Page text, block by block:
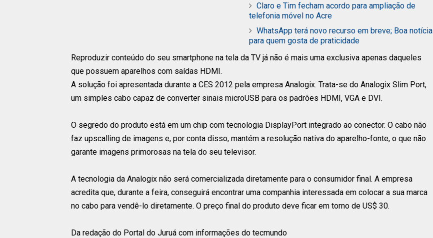
Claro e Tim fecham acordo para ampliação de
telefonia móvel no Acre
WhatsApp terá novo recurso em breve; Boa notícia
para quem gosta de praticidade
Reproduzir conteúdo do seu smartphone na tela da TV já não é mais uma exclusiva apenas daqueles
que possuem aparelhos com saídas HDMI.
A solução foi apresentada durante a CES 2012 pela empresa Analogix. Trata-se do Analogix Slim Port,
um simples cabo capaz de converter sinais microUSB para os padrões HDMI, VGA e DVI.
O segredo do produto está em um chip com tecnologia DisplayPort integrado ao conector. O cabo não
faz upscalling de imagens e, por conta disso, mantém a resolução nativa do aparelho-fonte, o que não
garante imagens primorosas na tela do seu televisor.
A tecnologia da Analogix não será comercializada diretamente para o consumidor final. A empresa
acredita que, durante a feira, conseguirá encontrar uma companhia interessada em colocar a sua marca
no cabo para vendê-lo diretamente. O preço final do produto deve ficar em torno de US$ 30.
Da redação do Portal do Juruá com informações do tecmundo